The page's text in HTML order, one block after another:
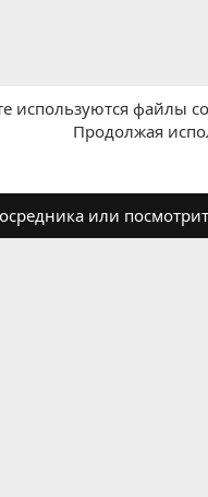
используются файлы
Продолжая
или